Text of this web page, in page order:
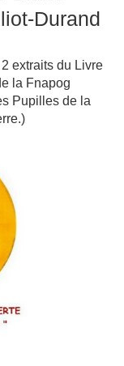
Durand
extraits du Livre
la Fnapog
Pupilles de la